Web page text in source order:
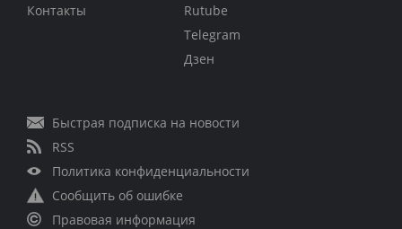
Контакты
Rutube
Telegram
Дзен
Быстрая подписка на новости
RSS
Политика конфиденциальности
Сообщить об ошибке
Правовая информация